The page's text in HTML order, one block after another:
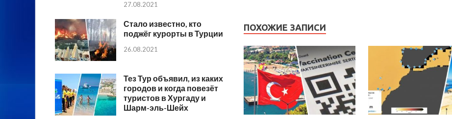
ПОХОЖИЕ ЗАПИСИ
27.08.2021
Стало известно, кто
поджёг курорты в Турции
26.08.2021
Тез Тур объявил, из каких
городов и когда повезёт
туристов в Хургаду и
Шарм-эль-Шейх